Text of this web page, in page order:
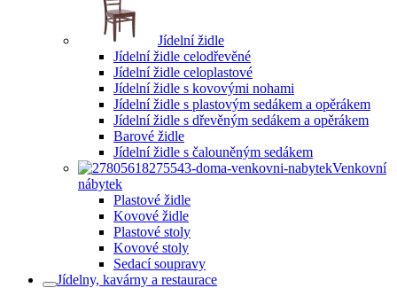
Jídelní židle
Jídelní židle celodřevěné
Jídelní židle celoplastové
Jídelní židle s kovovými nohami
Jídelní židle s plastovým sedákem a opěrákem
Jídelní židle s dřevěným sedákem a opěrákem
Barové židle
Jídelní židle s čalouněným sedákem
Venkovní
nábytek
Plastové židle
Kovové židle
Plastové stoly
Kovové stoly
Sedací soupravy
Jídelny, kavárny a restaurace